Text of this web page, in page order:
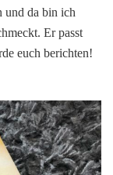
und da bin ich
Er passt
euch berichten!